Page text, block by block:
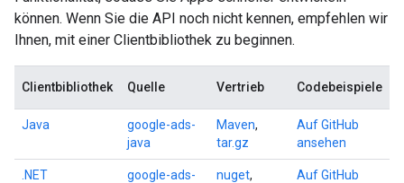
können. Wenn Sie die API noch nicht kennen, empfehlen wir
Ihnen, mit einer Clientbibliothek zu beginnen.
Clientbibliothek Quelle Vertrieb Codebeispiele
Java
google-ads-
java
Maven,
tar.gz
Auf GitHub
ansehen
.NET
google-ads-
nuget,
Auf GitHub